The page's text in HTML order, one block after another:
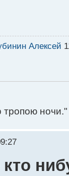
Алексей
тропою ночи."